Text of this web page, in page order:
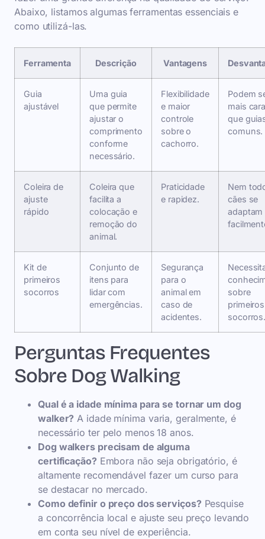
Abaixo, listamos algumas ferramentas essenciais e
como utilizá-las.
Ferramenta Descrição Vantagens
Guia
ajustável
Uma guia
que permite
ajustar o
comprimento
conforme
necessário.
Flexibilidade
e maior
controle
sobre o
cachorro.
Podem
mais
que
comuns.
Coleira de
ajuste
rápido
Coleira que
facilita a
colocação e
remoção do
animal.
Praticidade
e rapidez.
Nem
cães se
adaptam
Kit de
primeiros
socorros
Conjunto de
itens para
lidar com
emergências.
Segurança
para o
animal em
caso de
acidentes.
sobre
primeiros
Perguntas Frequentes
Sobre Dog Walking
Qual é a idade mínima para se tornar um dog
walker? A idade mínima varia, geralmente, é
necessário ter pelo menos 18 anos.
Dog walkers precisam de alguma
certificação? Embora não seja obrigatório, é
altamente recomendável fazer um curso para
se destacar no mercado.
Como definir o preço dos serviços? Pesquise
a concorrência local e ajuste seu preço levando
em conta seu nível de experiência.